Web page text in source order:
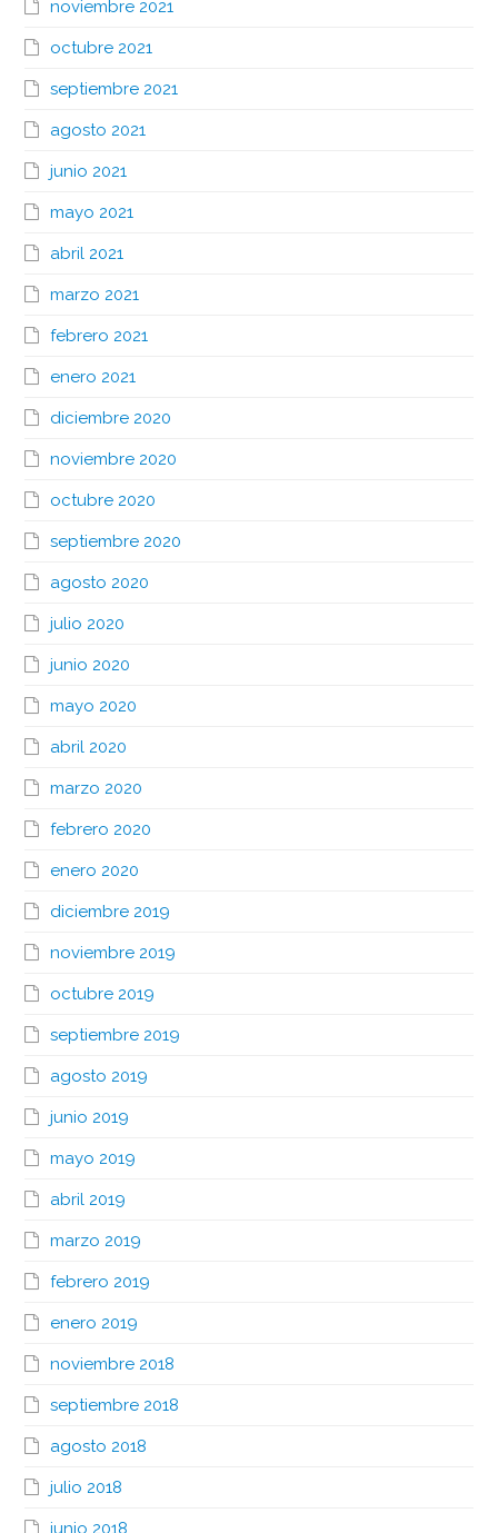
noviembre 2021
octubre 2021
septiembre 2021
agosto 2021
junio 2021
mayo 2021
abril 2021
marzo 2021
febrero 2021
enero 2021
diciembre 2020
noviembre 2020
octubre 2020
septiembre 2020
agosto 2020
julio 2020
junio 2020
mayo 2020
abril 2020
marzo 2020
febrero 2020
enero 2020
diciembre 2019
noviembre 2019
octubre 2019
septiembre 2019
agosto 2019
junio 2019
mayo 2019
abril 2019
marzo 2019
febrero 2019
enero 2019
noviembre 2018
septiembre 2018
agosto 2018
julio 2018
junio 2018